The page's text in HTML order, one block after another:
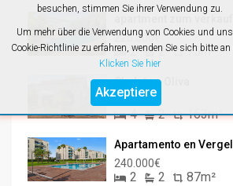
besuchen, stimmen Sie ihrer Verwendung zu.
Um mehr über die Verwendung von Cookies und
Cookie-Richtlinie zu erfahren, wenden Sie sich bitte
Klicken Sie hier
Akzeptiere
apartment zum
225.000€
2 2 75m²
Chalet en Oliva
290.000€
4 2 163m²
Apartamento en
240.000€
2 2 87m²